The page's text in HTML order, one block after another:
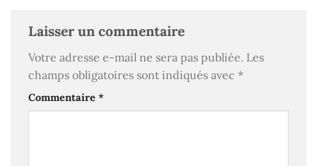
Laisser un commentaire
Votre adresse e-mail ne sera pas publiée. Les
champs obligatoires sont indiqués avec *
Commentaire *